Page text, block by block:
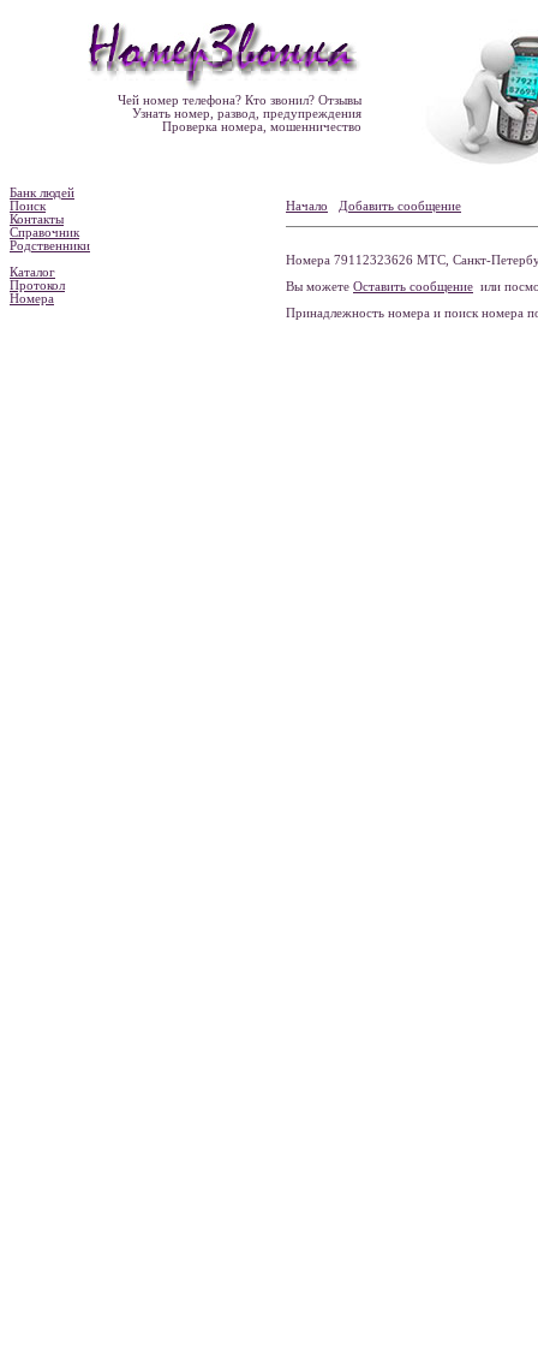
Чей номер телефона? Кто звонил? Отзывы
Узнать номер, развод, предупреждения
Проверка номера, мошенничество
Банк людей
Поиск
Контакты
Справочник
Родственники
Каталог
Протокол
Номера
Начало Добавить сообщение
Номера 79112323626 МТС, Санкт-
Вы можете Оставить сообщение или
Принадлежность номера и поиск номера